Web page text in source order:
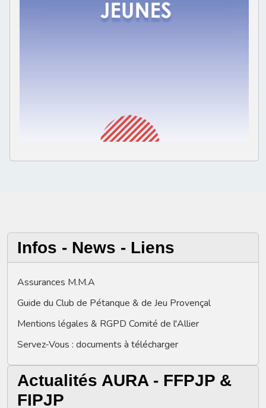
Infos - News - Liens
Assurances M.M.A
Guide du Club de Pétanque & de Jeu Provençal
Mentions légales & RGPD Comité de l'Allier
Servez-Vous : documents à télécharger
Actualités AURA - FFPJP &
FIPJP